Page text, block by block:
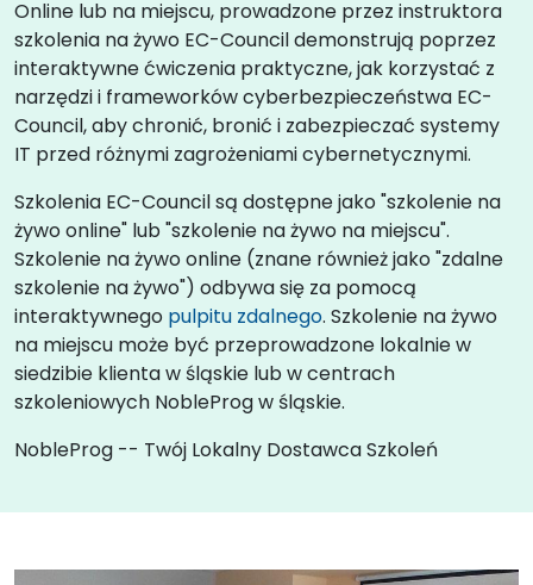
Online lub na miejscu, prowadzone przez instruktora
szkolenia na żywo EC-Council demonstrują poprzez
interaktywne ćwiczenia praktyczne, jak korzystać z
narzędzi i frameworków cyberbezpieczeństwa EC-
Council, aby chronić, bronić i zabezpieczać systemy
IT przed różnymi zagrożeniami cybernetycznymi.
Szkolenia EC-Council są dostępne jako "szkolenie na
żywo online" lub "szkolenie na żywo na miejscu".
Szkolenie na żywo online (znane również jako "zdalne
szkolenie na żywo") odbywa się za pomocą
interaktywnego pulpitu zdalnego. Szkolenie na żywo
na miejscu może być przeprowadzone lokalnie w
siedzibie klienta w śląskie lub w centrach
szkoleniowych NobleProg w śląskie.
NobleProg -- Twój Lokalny Dostawca Szkoleń